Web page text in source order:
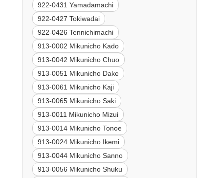
922-0431 Yamadamachi
922-0427 Tokiwadai
922-0426 Tennichimachi
913-0002 Mikunicho Kado
913-0042 Mikunicho Chuo
913-0051 Mikunicho Dake
913-0061 Mikunicho Kaji
913-0065 Mikunicho Saki
913-0011 Mikunicho Mizui
913-0014 Mikunicho Tonoe
913-0024 Mikunicho Ikemi
913-0044 Mikunicho Sanno
913-0056 Mikunicho Shuku